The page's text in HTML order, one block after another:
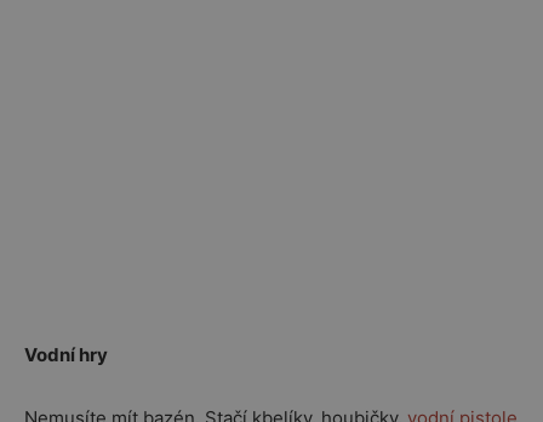
Vodní hry